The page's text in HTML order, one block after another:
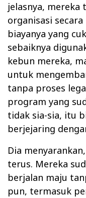
jelasnya,
organisasi
biayanya yang
sebaiknya
kebun mereka,
untuk
tanpa proses
program yang
tidak sia-sia, itu
berjejaring
Dia
terus. Mereka
berjalan maju
pun, termasuk